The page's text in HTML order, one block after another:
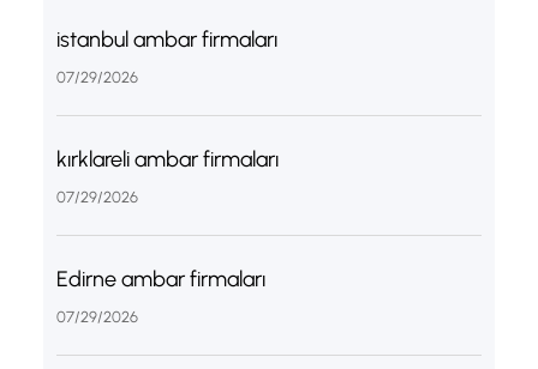
istanbul ambar firmaları
07/29/2026
kırklareli ambar firmaları
07/29/2026
Edirne ambar firmaları
07/29/2026